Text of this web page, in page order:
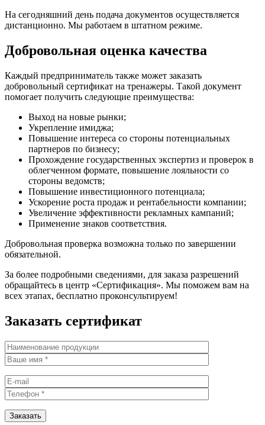
На сегодняшний день подача документов осуществляется
дистанционно. Мы работаем в штатном режиме.
Добровольная оценка качества
Каждый предприниматель также может заказать
добровольный сертификат на тренажеры. Такой документ
помогает получить следующие преимущества:
Выход на новые рынки;
Укрепление имиджа;
Повышение интереса со стороны потенциальных
партнеров по бизнесу;
Прохождение государственных экспертиз и проверок в
облегченном формате, повышение лояльности со
стороны ведомств;
Повышение инвестиционного потенциала;
Ускорение роста продаж и рентабельности компании;
Увеличение эффективности рекламных кампаний;
Применение знаков соответствия.
Добровольная проверка возможна только по завершении
обязательной.
За более подробными сведениями, для заказа разрешений
обращайтесь в центр «Сертификация». Мы поможем вам на
всех этапах, бесплатно проконсультируем!
Заказать сертификат